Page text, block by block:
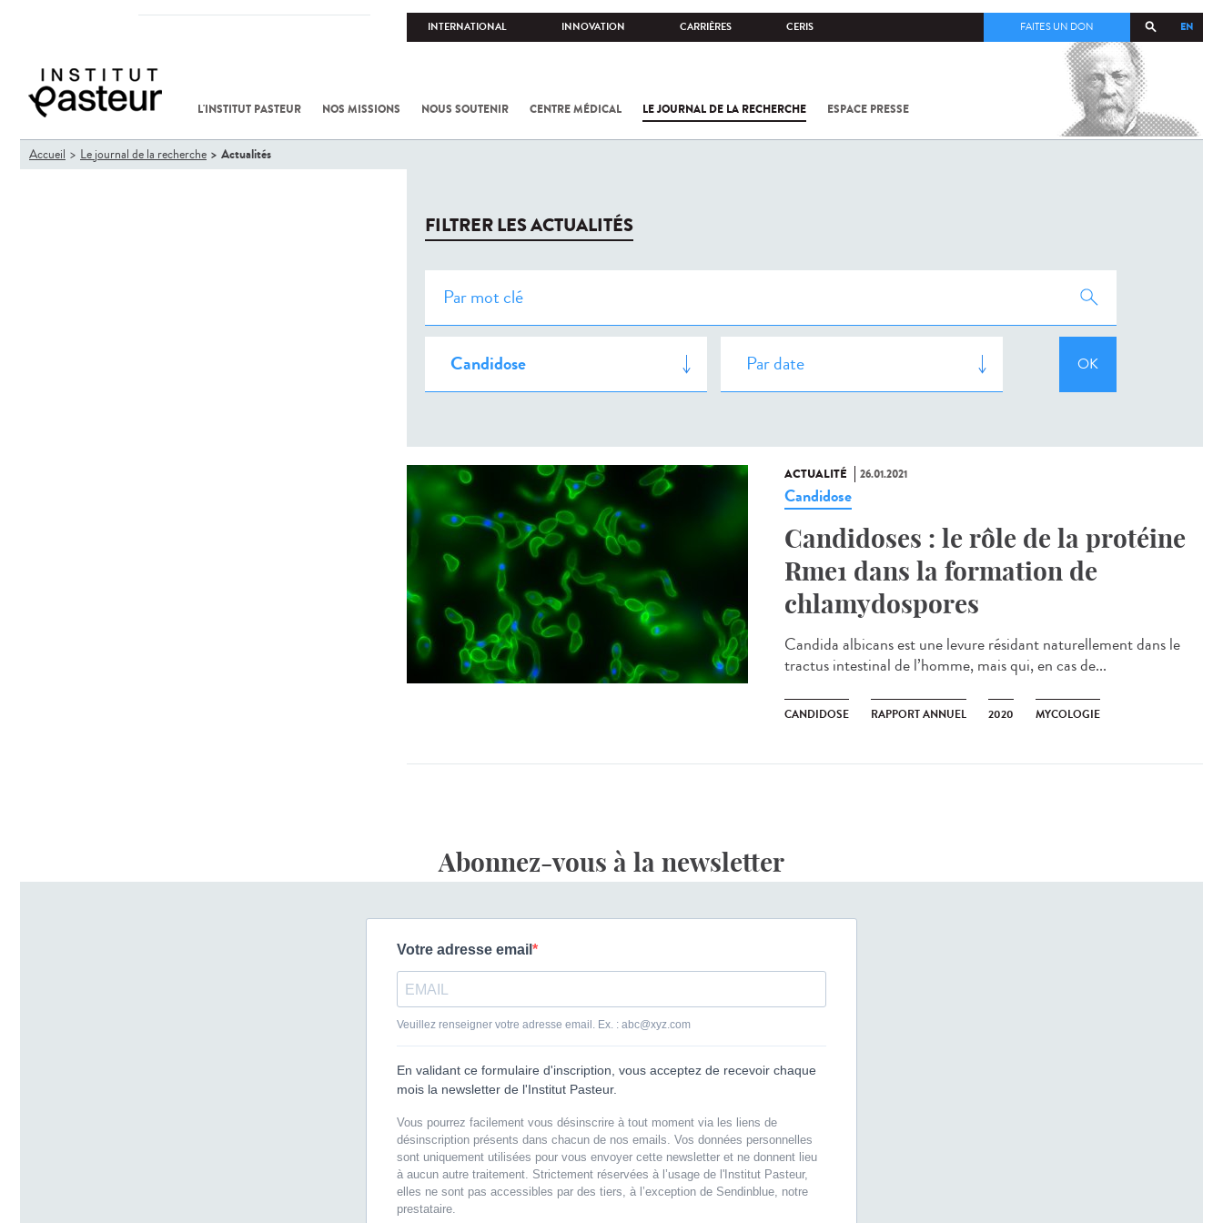
INTERNATIONAL INNOVATION CARRIÈRES CERIS EN
FAITES UN DON
L'INSTITUT PASTEUR NOS MISSIONS NOUS SOUTENIR CENTRE MÉDICAL LE JOURNAL DE LA RECHERCHE ESPACE PRESSE
COV-2 /
Vous
êtes
Accueil Le journal de la recherche Actualités
FILTRER LES ACTUALITÉS
ACTUALITÉ 26.01.2021
Candidose
Candidoses : le rôle de la protéine
Rme1 dans la formation de
chlamydospores
Candida albicans est une levure résidant naturellement dans le
tractus intestinal de l’homme, mais qui, en cas de...
CANDIDOSE RAPPORT ANNUEL 2020 MYCOLOGIE
Abonnez-vous à la newsletter